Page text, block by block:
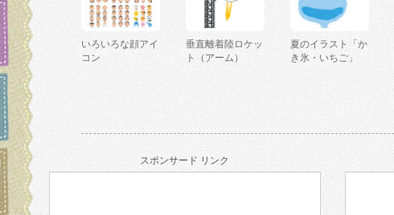
いろいろな顔アイ
コン
垂直離着陸ロケッ
ト（アーム）
夏のイラスト「か
き氷・いちご」
スポンサード リンク